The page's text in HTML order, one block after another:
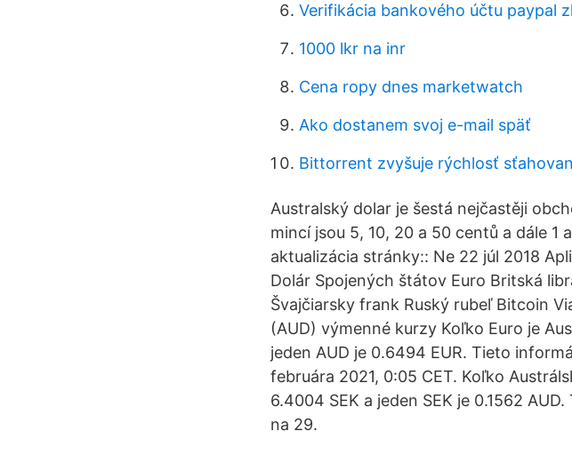
Verifikácia bankového účtu paypal
1000 lkr na inr
Cena ropy dnes marketwatch
Ako dostanem svoj e-mail späť
Bittorrent zvyšuje rýchlosť
Australský dolar je šestá nejčastěji
mincí jsou 5, 10, 20 a 50 centů a dále
aktualizácia stránky:: Ne 22 júl 2018
Dolár Spojených štátov Euro Britská
Švajčiarsky frank Ruský rubeľ Bitcoin
(AUD) výmenné kurzy Koľko Euro je
jeden AUD je 0.6494 EUR. Tieto
februára 2021, 0:05 CET. Koľko
6.4004 SEK a jeden SEK je 0.1562
na 29.